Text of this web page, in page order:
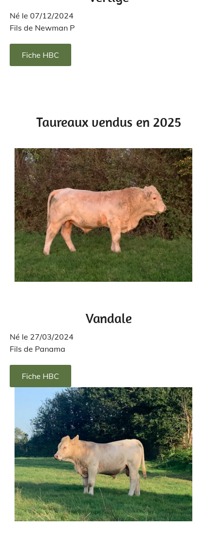
Né le 07/12/2024
Fils de Newman P
Fiche HBC
Taureaux vendus en 2025
Vandale
Né le 27/03/2024
Fils de Panama
Fiche HBC